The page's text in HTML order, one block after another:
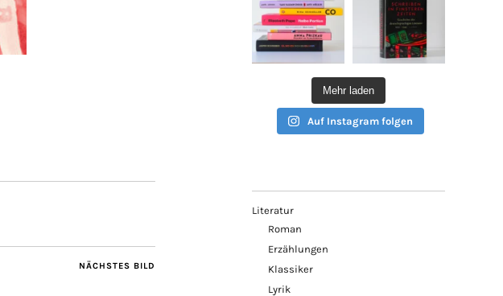
NÄCHSTES BILD
Mehr laden
Auf Instagram folgen
Literatur
Roman
Erzählungen
Klassiker
Lyrik